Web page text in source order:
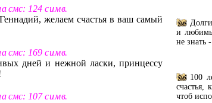
асмс: 124 с и м в.
желаем счастья в ваш самый
асмс: 169 с и м в.
дней и нежной ласки, принцессу
асмс: 107с и м в.
и
не знать
100
счастья,
чтоб